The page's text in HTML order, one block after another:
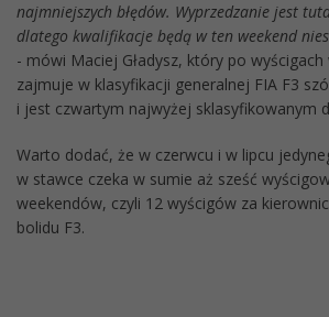
najmniejszych błędów. Wyprzedzanie jest
dlatego kwalifikacje będą w ten weekend
- mówi Maciej Gładysz, który po wyścigach
zajmuje w klasyfikacji generalnej FIA F3
i jest czwartym najwyżej sklasyfikowanym
Warto dodać, że w czerwcu i w lipcu
w stawce czeka w sumie aż sześć
weekendów, czyli 12 wyścigów za
bolidu F3.